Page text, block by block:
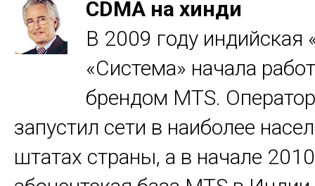
CDMA на хинди
В 2009 году индийская
«Система» начала
брендом MTS.
запустил сети в наиболее
штатах страны, а в начале